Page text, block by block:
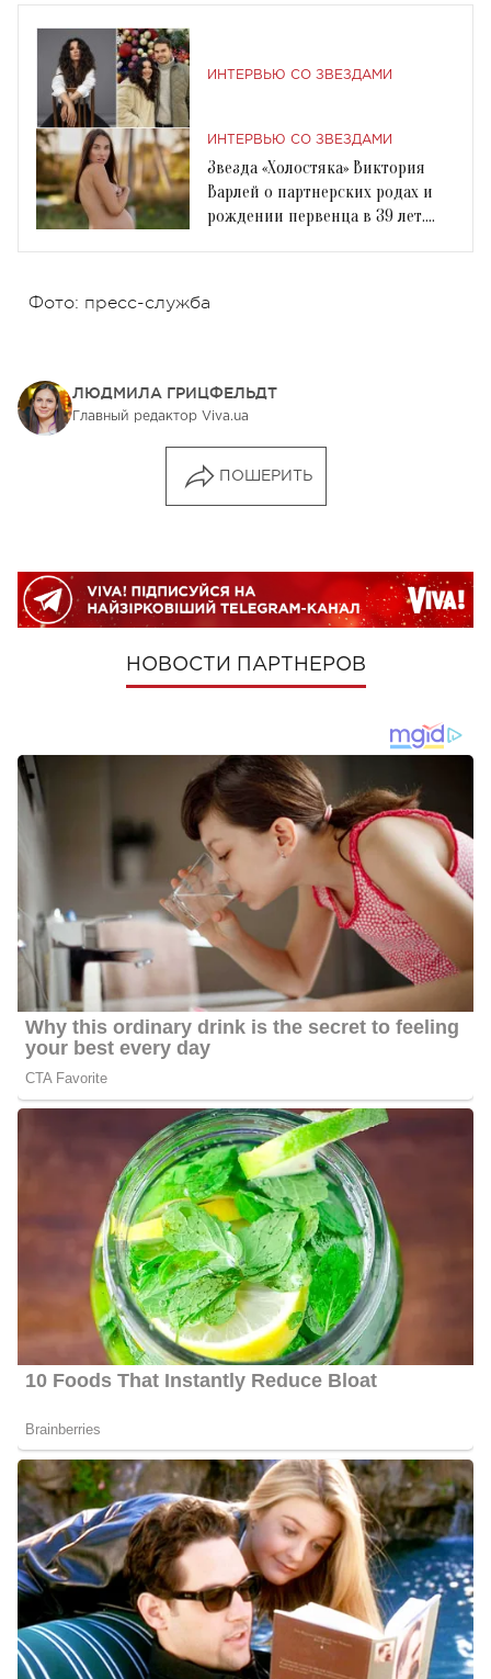
ИНТЕРВЬЮ СО ЗВЕЗДАМИ
ИНТЕРВЬЮ СО ЗВЕЗДАМИ
Звезда «Холостяка» Виктория
Варлей о партнерских родах и
рождении первенца в 39 лет.
Фото: пресс-служба
ЛЮДМИЛА ГРИЦФЕЛЬДТ
Главный редактор Viva.ua
ПОШЕРИТЬ
НОВОСТИ ПАРТНЕРОВ